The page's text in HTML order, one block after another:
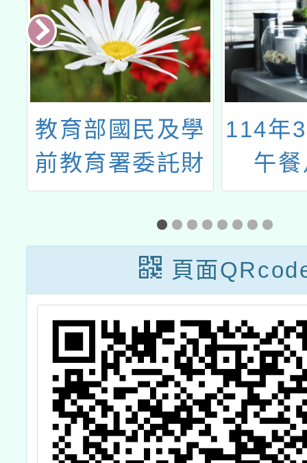
教育部國民及學
前教育署委託財
團法人董氏基金
會辦理「高級中
等以下學校健康
飲食教育指導內
容及規劃」全國
說明會
114年
午
頁面